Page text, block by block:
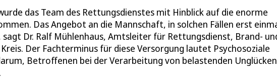
das Team des Rettungsdienstes mit Hinblick auf die enorme
Das Angebot an die Mannschaft, in solchen Fällen erst
sagt Dr. Ralf Mühlenhaus, Amtsleiter für Rettungsdienst, Brand-
Der Fachterminus für diese Versorgung lautet Psychosoziale
Betroffenen bei der Verarbeitung von belastenden Unglücken